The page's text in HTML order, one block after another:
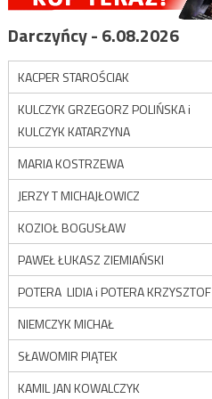
Darczyńcy - 6.08.2026
KACPER STAROŚCIAK
KULCZYK GRZEGORZ POLIŃSKA i
KULCZYK KATARZYNA
MARIA KOSTRZEWA
JERZY T MICHAJŁOWICZ
KOZIOŁ BOGUSŁAW
PAWEŁ ŁUKASZ ZIEMIAŃSKI
POTERA LIDIA i POTERA KRZYSZTOF
NIEMCZYK MICHAŁ
SŁAWOMIR PIĄTEK
KAMIL JAN KOWALCZYK